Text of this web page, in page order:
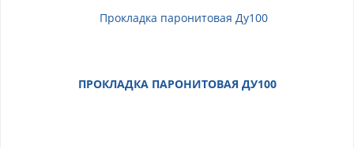
ПРОКЛАДКА ПАРОНИТОВАЯ ДУ100